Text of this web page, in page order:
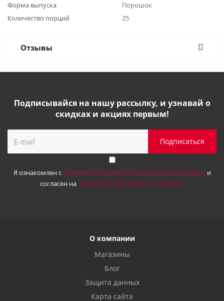
Форма выпуска
Порошок
Количество порций
25
Отзывы
Подписывайся на нашу рассылку, и узнавай о
скидках и акциях первым!
Я ознакомлен с Политикой обработки персональных данныхи
согласен наобработку персональных данных
О компании
Магазины
Блог
Защита данных
Карта сайта